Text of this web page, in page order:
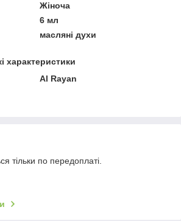
Жіноча
6 мл
масляні духи
характеристики
Al Rayan
тільки по передоплаті.